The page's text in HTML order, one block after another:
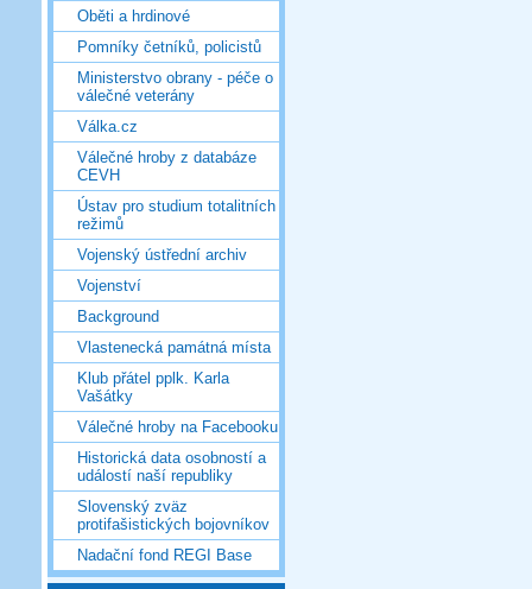
Oběti a hrdinové
Pomníky četníků, policistů
Ministerstvo obrany - péče o
válečné veterány
Válka.cz
Válečné hroby z databáze
CEVH
Ústav pro studium totalitních
režimů
Vojenský ústřední archiv
Vojenství
Background
Vlastenecká památná místa
Klub přátel pplk. Karla
Vašátky
Válečné hroby na Facebooku
Historická data osobností a
událostí naší republiky
Slovenský zväz
protifašistických bojovníkov
Nadační fond REGI Base